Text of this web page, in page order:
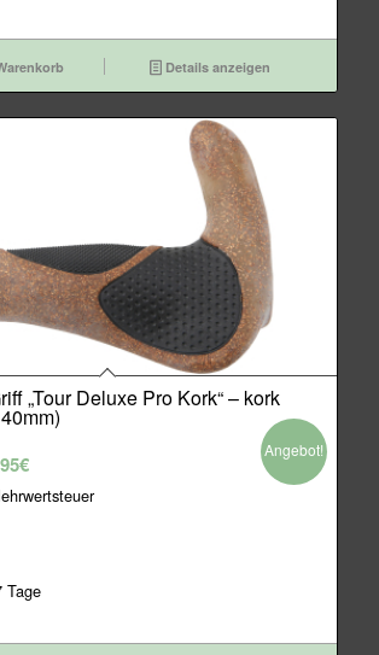
Details anzeigen
„Tour Deluxe Pro Kork“ – kork
€Aktueller
Preis
Tage
Angebot!